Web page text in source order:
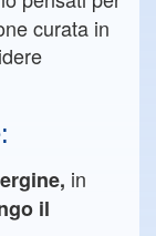
curata in
in
il